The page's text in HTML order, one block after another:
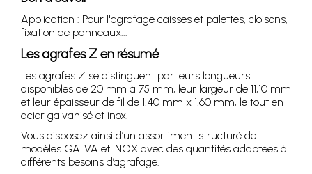
Application : Pour l'agrafage caisses et palettes, cloisons,
fixation de panneaux...
Les agrafes Z en résumé
Les agrafes Z se distinguent par leurs longueurs
disponibles de 20 mm à 75 mm, leur largeur de 11,10 mm
et leur épaisseur de fil de 1,40 mm x 1,60 mm, le tout en
acier galvanisé et inox.
Vous disposez ainsi d’un assortiment structuré de
modèles GALVA et INOX avec des quantités adaptées à
différents besoins d’agrafage.